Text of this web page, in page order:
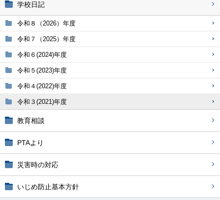
学校日記
令和８（2026）年度
令和７（2025）年度
令和６(2024)年度
令和５(2023)年度
令和４(2022)年度
令和３(2021)年度
教育相談
PTAより
災害時の対応
いじめ防止基本方針